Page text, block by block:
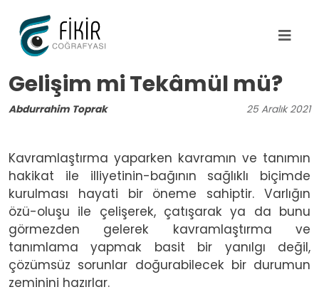
Gelişim mi Tekâmül mü?
Abdurrahim Toprak 25 Aralık 2021
Kavramlaştırma yaparken kavramın ve tanımın
hakikat ile illiyetinin-bağının sağlıklı biçimde
kurulması hayati bir öneme sahiptir. Varlığın
özü-oluşu ile çelişerek, çatışarak ya da bunu
görmezden gelerek kavramlaştırma ve
tanımlama yapmak basit bir yanılgı değil,
çözümsüz sorunlar doğurabilecek bir durumun
zeminini hazırlar.